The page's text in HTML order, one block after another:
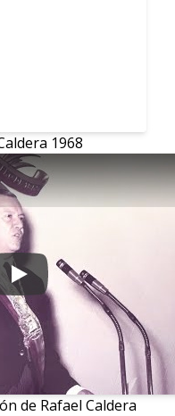
1968
Play
de Rafael Caldera